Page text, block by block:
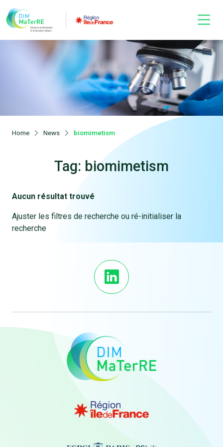
Home News biomimetism
Tag: biomimetism
Aucun résultat trouvé
Ajuster les filtres de recherche ou ré-initialiser la
recherche